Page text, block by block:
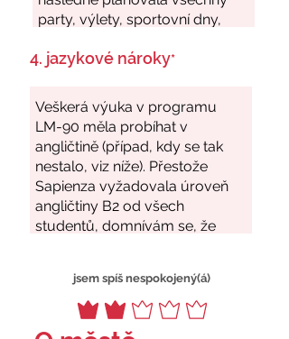
4. jazykové nároky*
jsem spíš nespokojený(á)